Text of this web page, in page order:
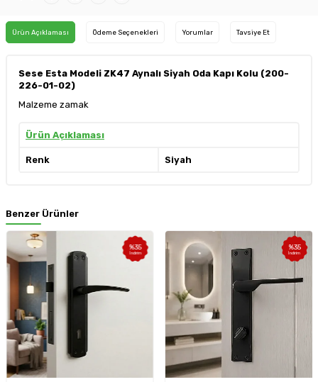
Ürün Açıklaması Ödeme Seçenekleri Yorumlar Tavsiye Et
Sese Esta Modeli ZK47 Aynalı Siyah Oda Kapı Kolu (200-
226-01-02)
Malzeme zamak
Ürün Açıklaması
Renk Siyah
Benzer Ürünler
%35
İndirim
%35
İndirim